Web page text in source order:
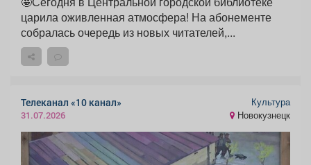
царила оживленная атмосфера! На абонементе
собралась очередь из новых читателей,...
Телеканал «10 канал»
31.07.2026
Культура
Новокузнецк